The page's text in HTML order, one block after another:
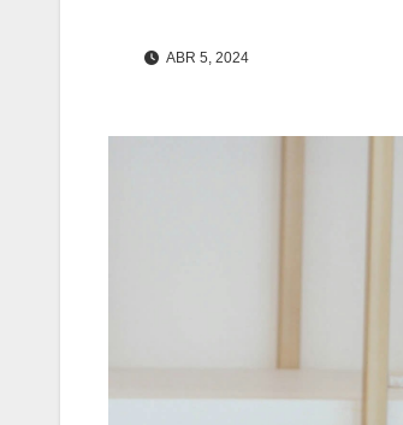
ABR 5, 2024